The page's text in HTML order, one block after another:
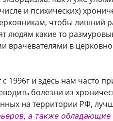
и психических)
чтобы лишний
людям какие то
врачевателями в
1996г и здесь нам часто
болезни из
на территории РФ,
а также обладающие